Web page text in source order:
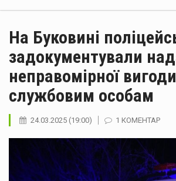
На Буковині
задокументували
неправомірної вигоди
службовим особам
24.03.2025 (19:00) 1 КОМЕНТАР